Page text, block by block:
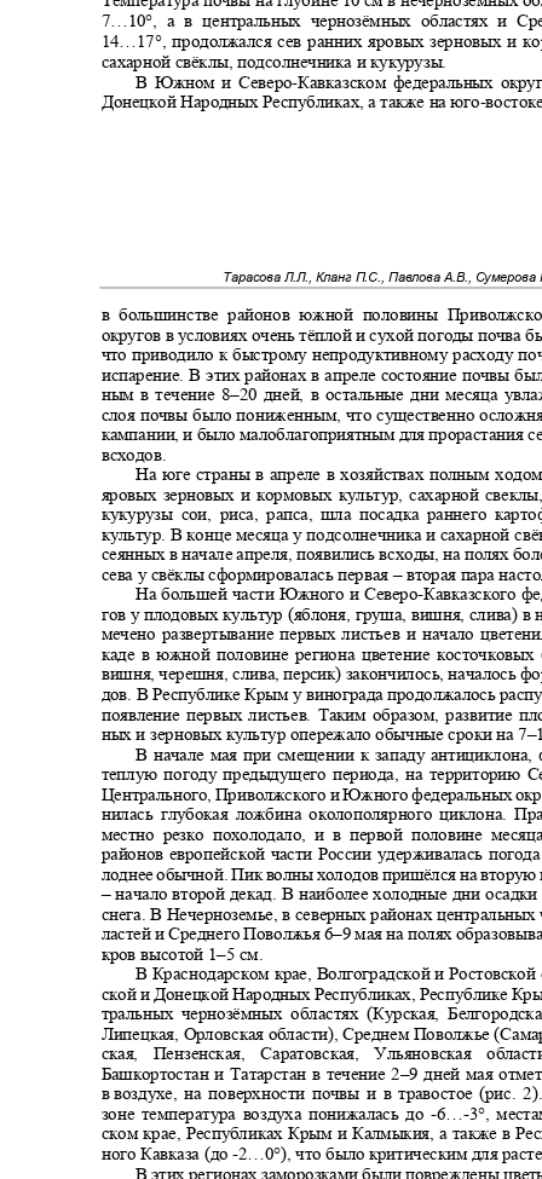
7…10°, а в центральных чернозёмных областях и
14…17°, продолжался сев ранних яровых зерновых и
сахарной свёклы, подсолнечника и кукурузы.
В Южном и Северо-Кавказском федеральных
Донецкой Народных Республиках, а также на юго-
Тарасова Л.Л., Кланг П.С., Павлова А.В., Сумерова
в большинстве районов южной половины
округов в условиях очень тёплой и сухой погоды почва
что приводило к быстрому непродуктивному расходу
испарение. В этих районах в апреле состояние почвы
ным в течение 8–20 дней, в остальные дни месяца
слоя почвы было пониженным, что существенно
кампании, и было малоблагоприятным для прорастания
всходов.
На юге страны в апреле в хозяйствах полным
яровых зерновых и кормовых культур, сахарной
кукурузы сои, риса, рапса, шла посадка раннего
культур. В конце месяца у подсолнечника и сахарной
сеянных в начале апреля, появились всходы, на полях
сева у свёклы сформировалась первая–вторая пара
На большей части Южного и Северо-Кавказского
гов у плодовых культур (яблоня, груша, вишня, слива) в
мечено развертывание первых листьев и начало
каде в южной половине региона цветение
вишня, черешня, слива, персик) закончилось, началось
дов. В Республике Крым у винограда продолжалось
появление первых листьев. Таким образом, развитие
ных и зерновых культур опережало обычные сроки на 7–
В начале мая при смещении к западу
теплую погоду предыдущего периода, на территорию
Центрального, Приволжского и Южного федеральных
нилась глубокая ложбина околополярного циклона.
местно резко похолодало, и в первой половине
районов европейской части России удерживалась
лоднее обычной. Пик волны холодов пришёлся на
–начало второй декад. В наиболее холодные дни
снега. В Нечерноземье, в северных районах
ластей и Среднего Поволжья 6–9 мая на полях
кров высотой 1–5 см.
В Краснодарском крае, Волгоградской и
ской и Донецкой Народных Республиках, Республике
тральных чернозёмных областях (Курская,
Липецкая, Орловская области), Среднем Поволжье
ская, Пензенская, Саратовская, Ульяновская
Башкортостан и Татарстан в течение 2–9 дней мая
в воздухе, на поверхности почвы и в травостое (рис.
зоне температура воздуха понижалась до-6…-3°,
ском крае, Республиках Крым и Калмыкия, а также в
ного Кавказа (до-2…0°), что было критическим для
В этих регионах заморозками были повреждены